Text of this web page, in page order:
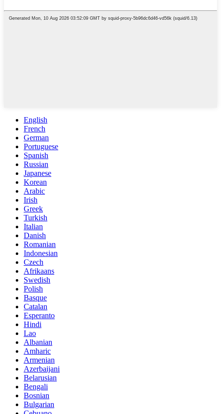
English
French
German
Portuguese
Spanish
Russian
Japanese
Korean
Arabic
Irish
Greek
Turkish
Italian
Danish
Romanian
Indonesian
Czech
Afrikaans
Swedish
Polish
Basque
Catalan
Esperanto
Hindi
Lao
Albanian
Amharic
Armenian
Azerbaijani
Belarusian
Bengali
Bosnian
Bulgarian